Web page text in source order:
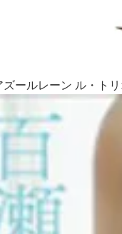
ズールレーン ル・ト